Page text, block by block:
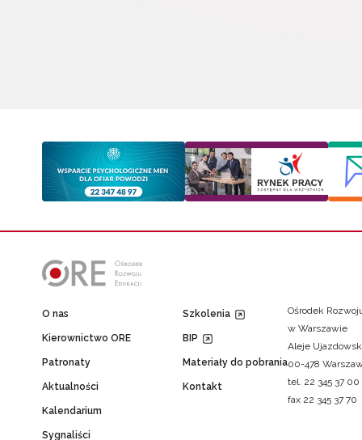
O nas
Kierownictwo ORE
Patronaty
Aktualności
Kalendarium
Sygnaliści
Szkolenia
BIP
Materiały do pobrania
Kontakt
Ośrodek
w Warszawie
Aleje
00-478
tel. 22 345 37 00
fax 22 345 37 70